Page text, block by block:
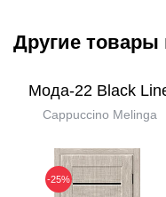
Другие товары
Мода-22 Black
Cappuccino Melinga
-25%